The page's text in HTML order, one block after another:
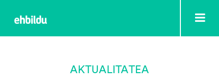
AKTUALITATEA